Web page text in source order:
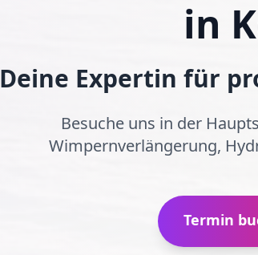
in
Deine Expertin für
Besuche uns in der
Wimpernverlängerung,
Termin